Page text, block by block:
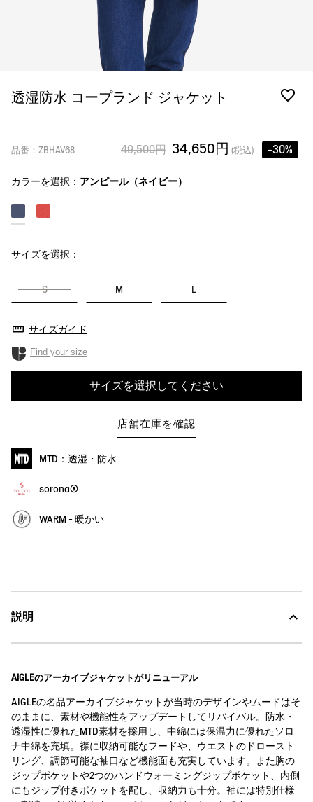
透湿防水 コープランド ジャケット
品番：ZBHAV68 49,500円 34,650円 (税込) -30%
カラーを選択： アンピール（ネイビー）
サイズを選択：
S M L
サイズガイド
Find your size
サイズを選択してください
店舗在庫を確認
MTD：透湿・防水
sorona®
WARM - 暖かい
説明
AIGLEのアーカイブジャケットがリニューアル
AIGLEの名品アーカイブジャケットが当時のデザインやムードはそ
のままに、素材や機能性をアップデートしてリバイバル。防水・
透湿性に優れたMTD素材を採用し、中綿には保温力に優れたソロ
ナ中綿を充填。襟に収納可能なフードや、ウエストのドロースト
リング、調節可能な袖口など機能面も充実しています。また胸の
ジップポケットや2つのハンドウォーミングジップポケット、内側
にもジップ付きポケットを配し、収納力も十分。袖には特別仕様